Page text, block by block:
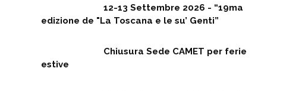
12-13 Settembre 2026 - “19ma
edizione de "La Toscana e le su’ Genti”
Chiusura Sede CAMET per ferie
estive